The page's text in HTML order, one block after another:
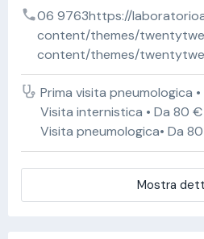
06 9763https://
content/themes/
content/themes/
Prima visita pneumologica
Visita internistica • Da 80 €
Visita pneumologica• Da
Mostra